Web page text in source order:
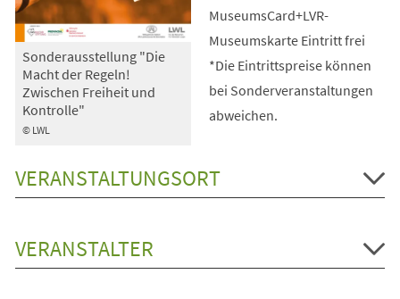
© LWL
Sonderausstellung "Die
Macht der Regeln!
Zwischen Freiheit und
Kontrolle"
MuseumsCard+LVR-
Museumskarte Eintritt frei
*Die Eintrittspreise können
bei Sonderveranstaltungen
abweichen.
VERANSTALTUNGSORT
VERANSTALTER